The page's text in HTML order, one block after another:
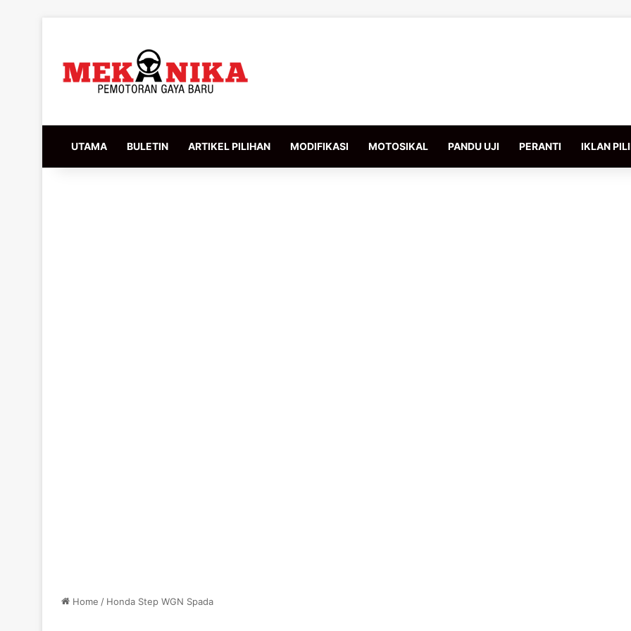
UTAMA BULETIN ARTIKEL PILIHAN MODIFIKASI MOTOSIKAL PANDU UJI PERANTI IKLAN
Home / Honda Step WGN Spada